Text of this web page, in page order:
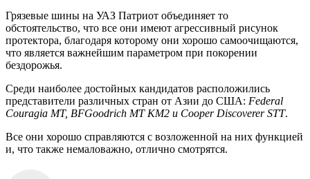
Грязевые шины на УАЗ Патриот объединяет то
обстоятельство, что все они имеют агрессивный рисунок
протектора, благодаря которому они хорошо самоочищаются,
что является важнейшим параметром при покорении
бездорожья.
Среди наиболее достойных кандидатов расположились
представители различных стран от Азии до США: Federal
Couragia MT, BFGoodrich MT KM2 и Cooper Discoverer STT.
Все они хорошо справляются с возложенной на них функцией
и, что также немаловажно, отлично смотрятся.